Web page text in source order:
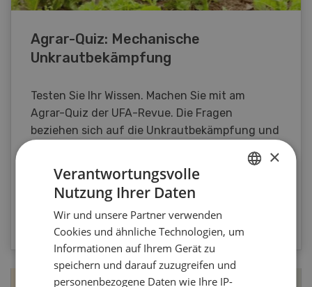
Agrar-Quiz: Mechanische
Unkrautbekämpfung
Testen Sie Ihr Wissen. Machen Sie mit am
Agrar-Quiz der UFA-Revue. Die Fragen
beziehen sich auf die Unkrautbekämpfung und
ZUM QUIZ
×
Verantwortungsvolle
Nutzung Ihrer Daten
Wir und unsere Partner verwenden
Cookies und ähnliche Technologien, um
Informationen auf Ihrem Gerät zu
speichern und darauf zuzugreifen und
personenbezogene Daten wie Ihre IP-